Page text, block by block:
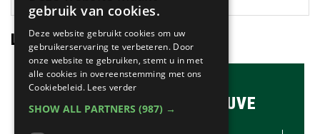
op
deze
website
LAATSTE NIEUWS:
BRASSERIE & BAR MAUVE
gebruik van cookies.
Deze website gebruikt cookies om uw
gebruikerservaring te verbeteren. Door
onze website te gebruiken, stemt u in met
alle cookies in overeenstemming met ons
Cookiebeleid. Lees verder
SHOW ALL PARTNERS (987) →